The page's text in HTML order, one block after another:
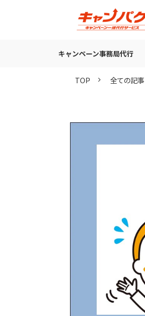
キャンペーン事務局代行
TOP 全ての記事